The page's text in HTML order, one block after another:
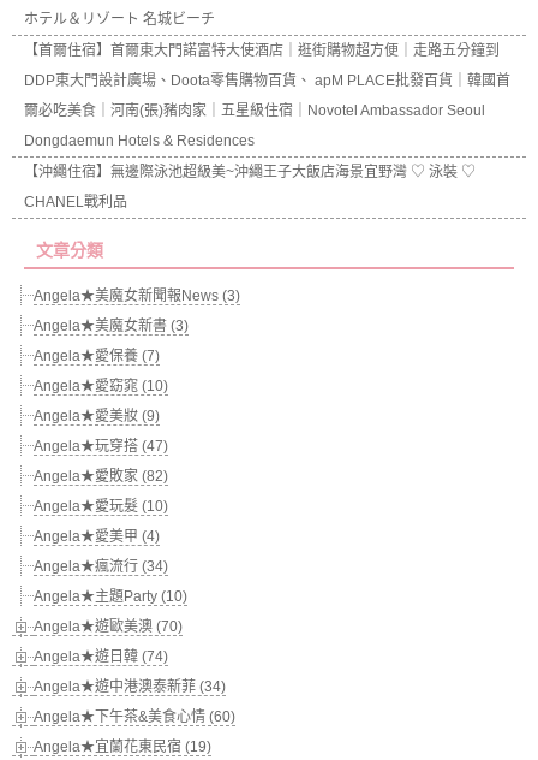
ホテル＆リゾート 名城ビーチ
【首爾住宿】首爾東大門諾富特大使酒店｜逛街購物超方便｜走路五分鐘到
DDP東大門設計廣場、Doota零售購物百貨、 apM PLACE批發百貨｜韓國首
爾必吃美食｜河南(張)豬肉家｜五星級住宿｜Novotel Ambassador Seoul
Dongdaemun Hotels & Residences
【沖繩住宿】無邊際泳池超級美~沖繩王子大飯店海景宜野灣 ♡ 泳裝 ♡
CHANEL戰利品
文章分類
Angela★美魔女新聞報News (3)
Angela★美魔女新書 (3)
Angela★愛保養 (7)
Angela★愛窈窕 (10)
Angela★愛美妝 (9)
Angela★玩穿搭 (47)
Angela★愛敗家 (82)
Angela★愛玩髮 (10)
Angela★愛美甲 (4)
Angela★瘋流行 (34)
Angela★主題Party (10)
Angela★遊歐美澳 (70)
Angela★遊日韓 (74)
Angela★遊中港澳泰新菲 (34)
Angela★下午茶&美食心情 (60)
Angela★宜蘭花東民宿 (19)